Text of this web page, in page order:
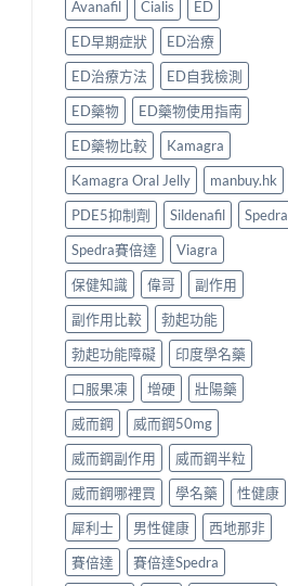
Avanafil Cialis
ED
ED早期症狀
ED治療
ED治療方法
ED自我檢測
ED藥物
ED藥物使用指南
ED藥物比較
Kamagra
Kamagra Oral Jelly
manbuy.hk
PDE5抑制劑
Sildenafil
Spedra
Spedra賽倍達
Viagra
保健知識
偉哥
副作用
副作用比較
勃起功能
勃起功能障礙
印度學名藥
口服果凍
增硬
壯陽藥
威而鋼
威而鋼50mg
威而鋼副作用
威而鋼半粒
威而鋼哪裡買
學名藥
性健康
犀利士
男性健康
西地那非
賽倍達
賽倍達Spedra